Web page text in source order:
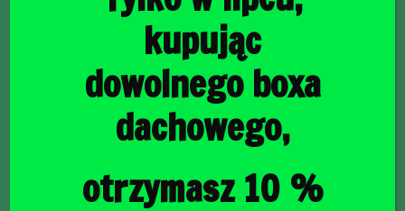
Torby do bagażnika
TORBY DO BAGAŻNIKA 3 SZT
PEUGEOT e-2008 EV
kupując
dowolnego boxa
dachowego,
otrzymasz 10 %